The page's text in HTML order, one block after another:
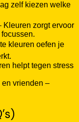
zelf kiezen welke
Kleuren zorgt ervoor
kleuren oefen je
helpt tegen stress
en vrienden –